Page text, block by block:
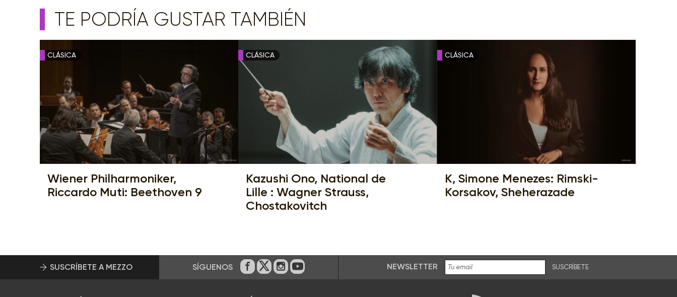
TE PODRÍA GUSTAR TAMBIÉN
CLÁSICA
Wiener Philharmoniker,
Riccardo Muti: Beethoven 9
CLÁSICA
Kazushi Ono, National de
Lille : Wagner Strauss,
Chostakovitch
CLÁSICA
K, Simone Menezes: Rimski-
Korsakov, Sheherazade
SUSCRÍBETE A MEZZO SÍGUENOS En Facebook
En Twitter
En Instagram
En Youtube NEWSLETTER SUSCRÍBETE